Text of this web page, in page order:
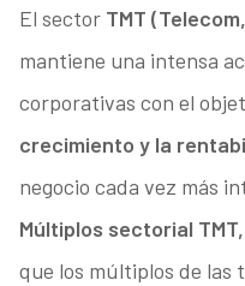
El sector TMT
mantiene una intensa
corporativas con el
crecimiento y la
negocio cada vez más
Múltiplos sectorial TMT,
que los múltiplos de las